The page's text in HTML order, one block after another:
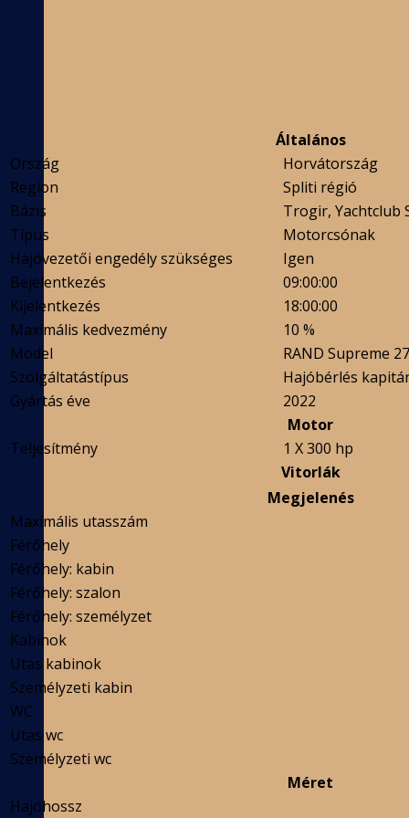
Általános
Ország
Horvátország
Region
Spliti régió
Bázis
Trogir, Yachtclub
Típus
Motorcsónak
Hajóvezetői engedély szükséges
Igen
Bejelentkezés
09:00:00
Kijelentkezés
18:00:00
Maximális kedvezmény
10 %
Model
RAND Supreme 27
Szolgáltatástípus
Hajóbérlés
Gyártás éve
2022
Motor
Teljesítmény
1 X 300 hp
Vitorlák
Megjelenés
Maximális utasszám
Férőhely
Férőhely: kabin
Férőhely: szalon
Férőhely: személyzet
Kabinok
Utas kabinok
Személyzeti kabin
WC
Utas wc
Személyzeti wc
Méret
Hajóhossz